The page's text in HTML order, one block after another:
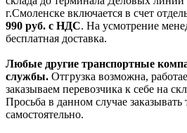
г.Смоленске включается в счет
990 руб. с НДС. На усмотрение
бесплатная доставка.
Любые другие транспортные
службы. Отгрузка возможна,
заказываем перевозчика к себе на
Просьба в данном случае
самостоятельно.